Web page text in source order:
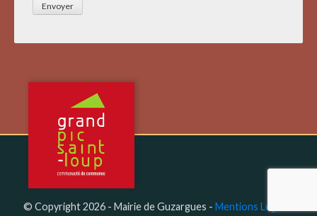
© Copyright 2026 - Mairie de Guzargues - Mentions Légales